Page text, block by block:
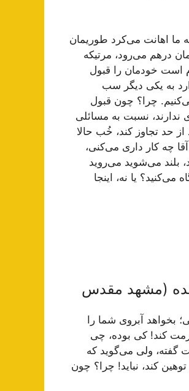
ما اهانت می‌كرد طوریمان
درهم می‌رود، مرتیكه
خودمان را قبول
به یكی دیگر سب
چرا؟ چون قبول
ندارند، نسبت به مسائلی
حد تجاوز كند، خُب حالا
چه كار داری می‌كنی،
بلند می‌شوید می‌روید
یا نه، اینجا
آبروی شما را
كند! كی بوده، چی
گفته، ولی می‌گوید كه
كند، نباید! چرا؟ چون